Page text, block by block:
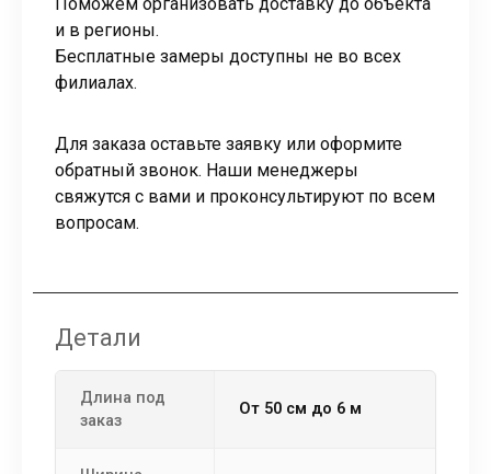
и в регионы.
Бесплатные замеры доступны не во всех
филиалах.
Для заказа оставьте заявку или оформите
обратный звонок. Наши менеджеры
свяжутся с вами и проконсультируют по всем
вопросам.
Детали
Длина под
заказ
от 50 см до 6 м